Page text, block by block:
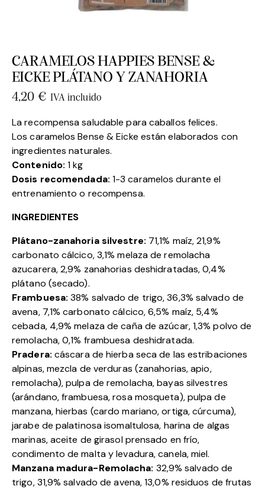
CARAMELOS HAPPIES BENSE &
EICKE PLÁTANO Y ZANAHORIA
4,20 € IVA incluido
La recompensa saludable para caballos felices.
Los caramelos Bense & Eicke están elaborados con
ingredientes naturales.
Contenido: 1 kg
Dosis recomendada: 1-3 caramelos durante el
entrenamiento o recompensa.
INGREDIENTES
Plátano-zanahoria silvestre: 71,1% maíz, 21,9%
carbonato cálcico, 3,1% melaza de remolacha
azucarera, 2,9% zanahorias deshidratadas, 0,4%
plátano (secado).
Frambuesa: 38% salvado de trigo, 36,3% salvado de
avena, 7,1% carbonato cálcico, 6,5% maíz, 5,4%
cebada, 4,9% melaza de caña de azúcar, 1,3% polvo de
remolacha, 0,1% frambuesa deshidratada.
Pradera: cáscara de hierba seca de las estribaciones
alpinas, mezcla de verduras (zanahorias, apio,
remolacha), pulpa de remolacha, bayas silvestres
(arándano, frambuesa, rosa mosqueta), pulpa de
manzana, hierbas (cardo mariano, ortiga, cúrcuma),
jarabe de palatinosa isomaltulosa, harina de algas
marinas, aceite de girasol prensado en frío,
condimento de malta y levadura, canela, miel.
Manzana madura-Remolacha: 32,9% salvado de
trigo, 31,9% salvado de avena, 13,0% residuos de frutas